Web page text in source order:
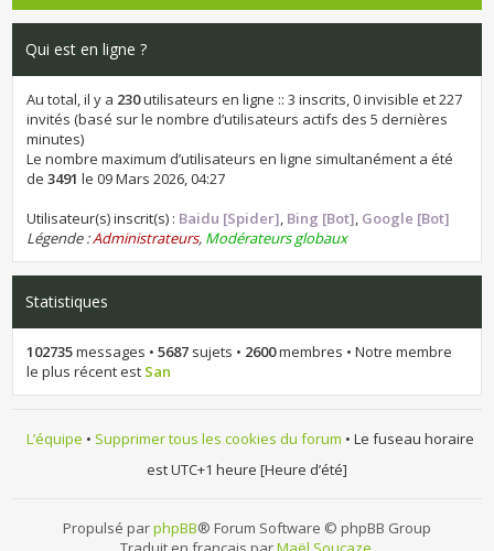
Qui est en ligne ?
Au total, il y a 230utilisateurs en ligne :: 3 inscrits, 0 invisible et 227
invités (basé sur le nombre d’utilisateurs actifs des 5 dernières
minutes)
Le nombre maximum d’utilisateurs en ligne simultanément a été
de3491 le 09 Mars 2026, 04:27
Utilisateur(s) inscrit(s) : Baidu [Spider], Bing [Bot], Google [Bot]
Légende :Administrateurs, Modérateurs globaux
Statistiques
102735messages •5687 sujets • 2600membres • Notre membre
le plus récent est San
L’équipe • Supprimer tous les cookies du forum • Le fuseau horaire
est UTC+1 heure [Heure d’été]
Propulsé parphpBB® Forum Software © phpBB Group